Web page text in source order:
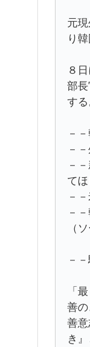
元
り
８
部
す
－
－
－
てほ
－
－
（
－
「
善
善
き